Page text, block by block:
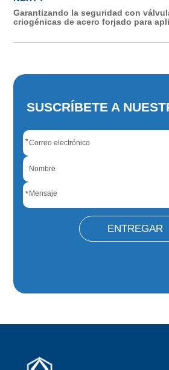
Garantizando la seguridad con
criogénicas de acero forjado para
SUSCRÍBETE A
*
*
ENTREGAR